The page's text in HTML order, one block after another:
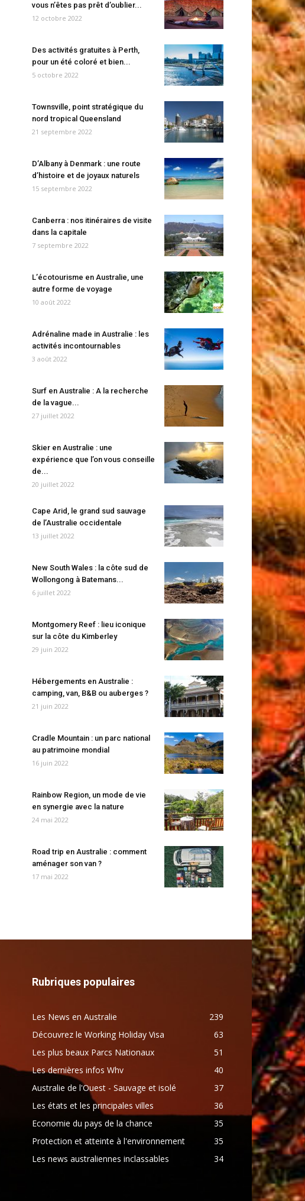
vous n’êtes pas prêt d’oublier...
12 octobre 2022
Des activités gratuites à Perth,
pour un été coloré et bien...
5 octobre 2022
Townsville, point stratégique du
nord tropical Queensland
21 septembre 2022
D’Albany à Denmark : une route
d’histoire et de joyaux naturels
15 septembre 2022
Canberra : nos itinéraires de visite
dans la capitale
7 septembre 2022
L’écotourisme en Australie, une
autre forme de voyage
10 août 2022
Adrénaline made in Australie : les
activités incontournables
3 août 2022
Surf en Australie : A la recherche
de la vague...
27 juillet 2022
Skier en Australie : une
expérience que l’on vous conseille
de...
20 juillet 2022
Cape Arid, le grand sud sauvage
de l’Australie occidentale
13 juillet 2022
New South Wales : la côte sud de
Wollongong à Batemans...
6 juillet 2022
Montgomery Reef : lieu iconique
sur la côte du Kimberley
29 juin 2022
Hébergements en Australie :
camping, van, B&B ou auberges ?
21 juin 2022
Cradle Mountain : un parc national
au patrimoine mondial
16 juin 2022
Rainbow Region, un mode de vie
en synergie avec la nature
24 mai 2022
Road trip en Australie : comment
aménager son van ?
17 mai 2022
Rubriques populaires
Les News en Australie
239
Découvrez le Working Holiday Visa
63
Les plus beaux Parcs Nationaux
51
Les dernières infos Whv
40
Australie de l'Ouest - Sauvage et isolé
37
Les états et les principales villes
36
Economie du pays de la chance
35
Protection et atteinte à l'environnement
35
Les news australiennes inclassables
34